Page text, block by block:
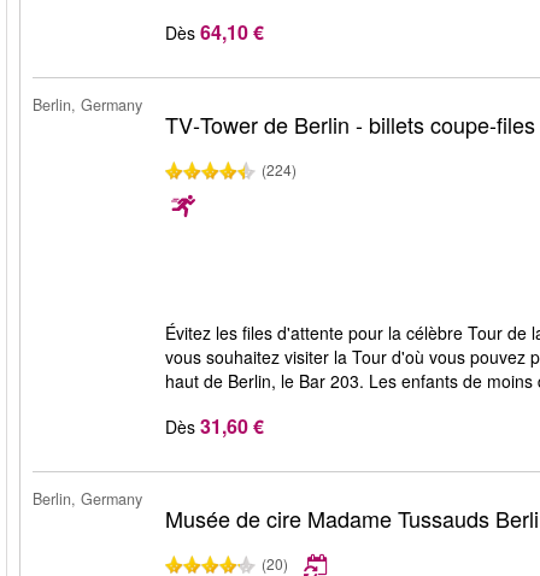
Dès 64,10 €
Berlin, Germany
TV‑Tower de Berlin - billets coupe-files
(224)
Évitez les files d'attente pour la célèbre Tour de
vous souhaitez visiter la Tour d'où vous pouvez
haut de Berlin, le Bar 203. Les enfants de
Dès 31,60 €
Berlin, Germany
Musée de cire Madame Tussauds
(20)